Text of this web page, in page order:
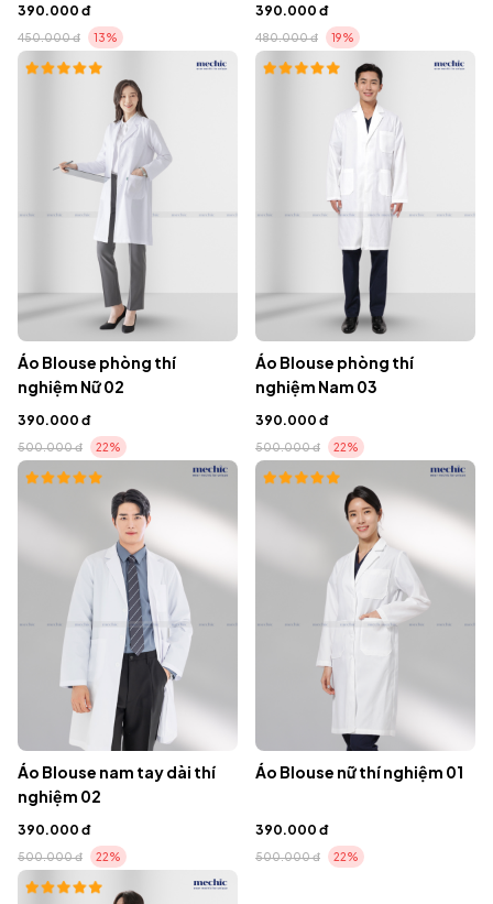
390.000 đ
450.000 đ 13%
390.000 đ
480.000 đ 19%
Áo Blouse phòng thí
nghiệm Nữ 02
390.000 đ
500.000 đ 22%
Áo Blouse phòng thí
nghiệm Nam 03
390.000 đ
500.000 đ 22%
Áo Blouse nam tay dài thí
nghiệm 02
390.000 đ
500.000 đ 22%
Áo Blouse nữ thí nghiệm 01
390.000 đ
500.000 đ 22%